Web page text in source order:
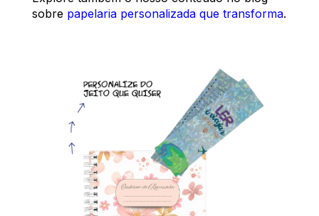
sobre papelaria personalizada que transforma.